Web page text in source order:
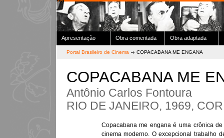
Apresentação Obra comentada Obra adaptada
Portal Brasileiro de Cinema COPACABANA ME ENGANA
COPACABANA ME
Antônio Carlos Fontoura
RIO DE JANEIRO, 1969,
Copacabana me engana é uma crônica
cinema moderno. O excepcional trabalho